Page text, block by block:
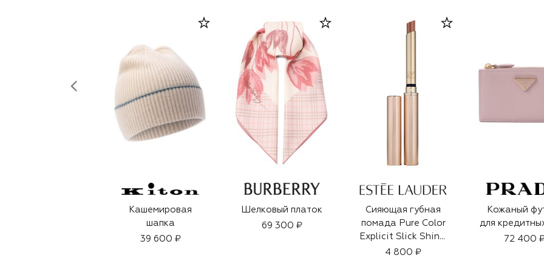
Кашемировая
шапка
39 600 ₽
Шелковый платок
69 300 ₽
Сияющая губная
помада Pure Color
Explicit Slick Shine,
902 Call 555
4 800 ₽
Кожаный
для
72 400